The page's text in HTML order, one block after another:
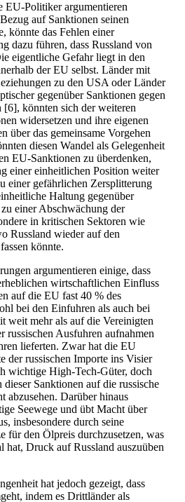
EU-Politiker argumentieren
auf Sanktionen seinen
könnte das Fehlen einer
dazu führen, dass Russland von
eigentliche Gefahr liegt in den
der EU selbst. Länder mit
zu den USA oder Länder
gegenüber Sanktionen gegen
[6], könnten sich der weiteren
widersetzen und ihre eigenen
über das gemeinsame Vorgehen
diesen Wandel als Gelegenheit
EU-Sanktionen zu überdenken,
einer einheitlichen Position weiter
einer gefährlichen Zersplitterung
Haltung gegenüber
einer Abschwächung der
in kritischen Sektoren wie
Russland wieder auf den
könnte.
argumentieren einige, dass
wirtschaftlichen Einfluss
auf die EU fast 40 % des
bei den Einfuhren als auch bei
weit mehr als auf die Vereinigten
russischen Ausfuhren aufnahmen
lieferten. Zwar hat die EU
der russischen Importe ins Visier
wichtige High-Tech-Güter, doch
Sanktionen auf die russische
abzusehen. Darüber hinaus
Seewege und übt Macht über
insbesondere durch seine
für den Ölpreis durchzusetzen, was
hat, Druck auf Russland auszuüben
hat jedoch gezeigt, dass
indem es Drittländer als